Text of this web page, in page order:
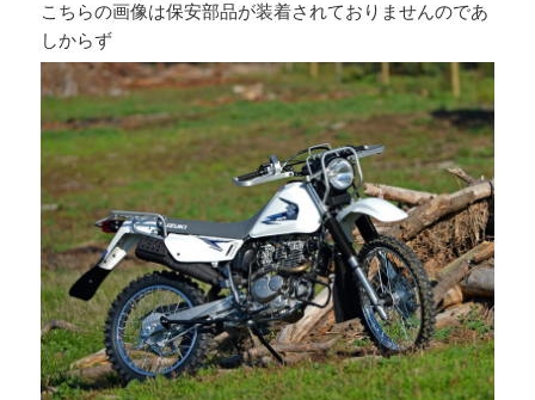
こちらの画像は保安部品が装着されておりませんのであ
しからず